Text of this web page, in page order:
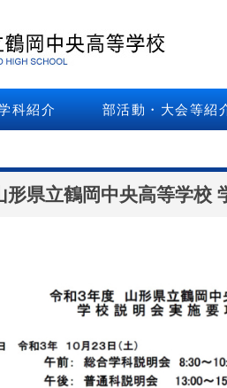
科紹介 部活動・大会等紹
形県立鶴岡中央高等学校